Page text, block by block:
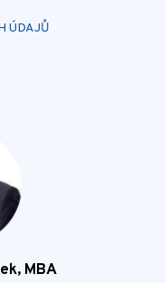
ÚDAJŮ
MBA